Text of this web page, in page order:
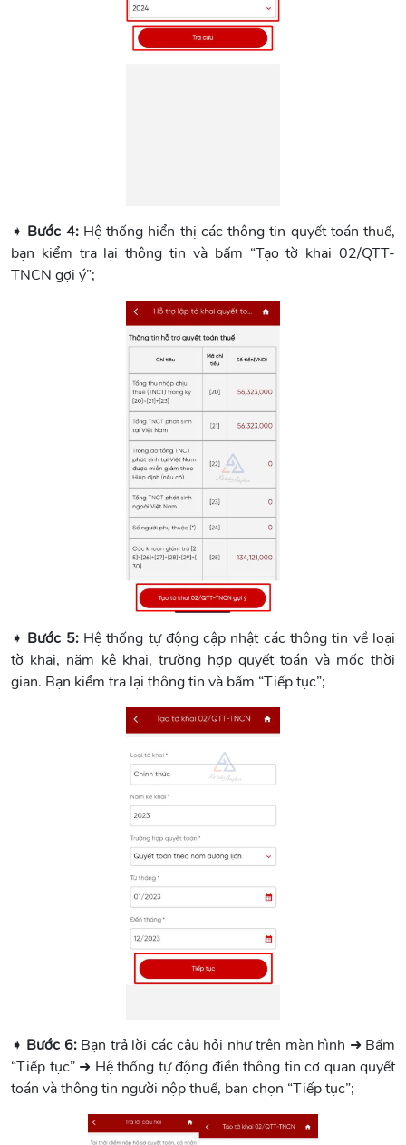
➧ Bước 4: Hệ thống hiển thị các thông tin quyết toán thuế,
bạn kiểm tra lại thông tin và bấm “Tạo tờ khai 02/QTT-
TNCN gợi ý”;
➧ Bước 5: Hệ thống tự động cập nhật các thông tin về loại
tờ khai, năm kê khai, trường hợp quyết toán và mốc thời
gian. Bạn kiểm tra lại thông tin và bấm “Tiếp tục”;
➧ Bước 6: Bạn trả lời các câu hỏi như trên màn hình ➜ Bấm
“Tiếp tục” ➜ Hệ thống tự động điền thông tin cơ quan quyết
toán và thông tin người nộp thuế, bạn chọn “Tiếp tục”;